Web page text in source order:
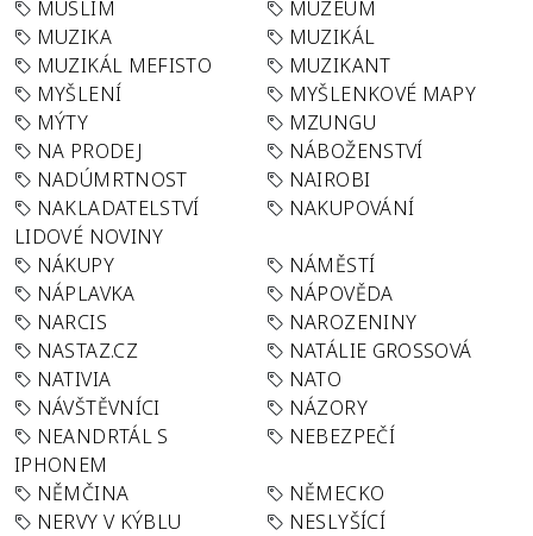
MUSLIM
MUZEUM
MUZIKA
MUZIKÁL
MUZIKÁL MEFISTO
MUZIKANT
MYŠLENÍ
MYŠLENKOVÉ MAPY
MÝTY
MZUNGU
NA PRODEJ
NÁBOŽENSTVÍ
NADÚMRTNOST
NAIROBI
NAKLADATELSTVÍ
LIDOVÉ NOVINY
NAKUPOVÁNÍ
NÁKUPY
NÁMĚSTÍ
NÁPLAVKA
NÁPOVĚDA
NARCIS
NAROZENINY
NASTAZ.CZ
NATÁLIE GROSSOVÁ
NATIVIA
NATO
NÁVŠTĚVNÍCI
NÁZORY
NEANDRTÁL S
IPHONEM
NEBEZPEČÍ
NĚMČINA
NĚMECKO
NERVY V KÝBLU
NESLYŠÍCÍ